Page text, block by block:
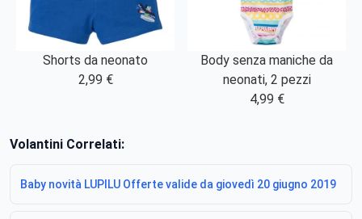
Shorts da neonato
2,99 €
Body senza maniche da
neonati, 2 pezzi
4,99 €
Volantini Correlati:
Baby novità LUPILU Offerte valide da giovedì 20 giugno 2019